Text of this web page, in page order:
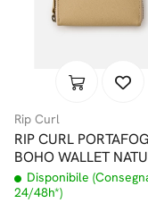
Rip Curl
RIP CURL
BOHO WALLET
Disponibile
24/48h*)